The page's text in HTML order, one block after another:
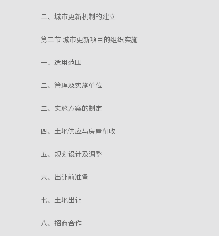
二、城市更新机制的建立
第二节 城市更新项目的组织实施
一、适用范围
二、管理及实施单位
三、实施方案的制定
四、土地供应与房屋征收
五、规划设计及调整
六、出让前准备
七、土地出让
八、招商合作